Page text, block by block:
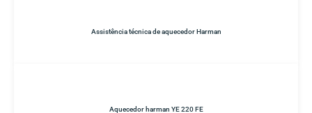
Assistência técnica de aquecedor Harman
Aquecedor harman YE 220 FE